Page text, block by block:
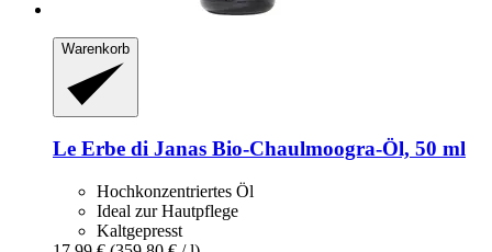
Warenkorb
Le Erbe di Janas Bio-​Chaulmoogra-​Öl, 50 ml
Hochkonzentriertes Öl
Ideal zur Hautpflege
Kaltgepresst